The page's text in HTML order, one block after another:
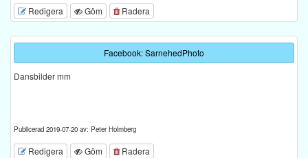
Redigera Göm Radera
Facebook: SarnehedPhoto
Dansbilder mm
Publicerad 2019-07-20 av: Peter Holmberg
Redigera Göm Radera